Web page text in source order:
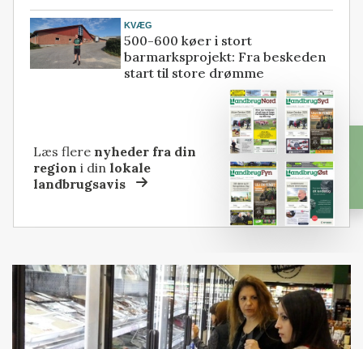
KVÆG
500-600 køer i stort
barmarksprojekt: Fra beskeden
start til store drømme
Læs flere nyheder fra din
region i dinlokale
landbrugsavis